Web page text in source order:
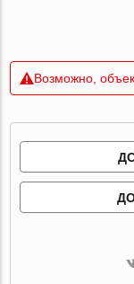
Возможно,